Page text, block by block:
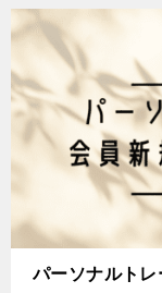
パーソナルト